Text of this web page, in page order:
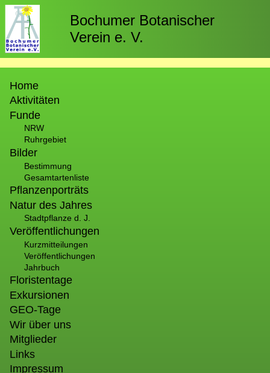
Direkt
zum
Inhalt
Bochumer Botanischer
Verein e. V.
Home
Aktivitäten
Funde
NRW
Ruhrgebiet
Bilder
Bestimmung
Gesamtartenliste
Pflanzenporträts
Natur des Jahres
Stadtpflanze d. J.
Veröffentlichungen
Kurzmitteilungen
Veröffentlichungen
Jahrbuch
Floristentage
Exkursionen
GEO-Tage
Wir über uns
Mitglieder
Links
Impressum